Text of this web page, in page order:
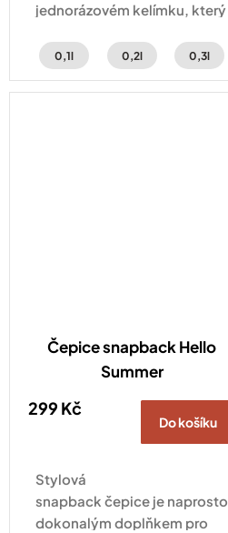
jednorázovém kelímku, který
koši. COFFEE!UP kelímek na
si chtějí svůj oblíbený...
0,1l 0,2l 0,3l
Čepice snapback Hello
Summer
299 Kč
Do košíku
Stylová
snapback čepice je naprosto
dokonalým doplňkem pro